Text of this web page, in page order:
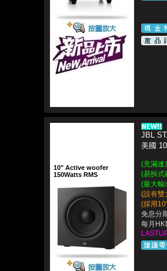
10" Active woofer
150Watts RMS
JBL
美國
(充滿速
(易拆式
(最大輸
(設有雙
(採用
免息分
每月